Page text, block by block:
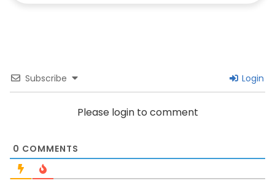
Subscribe Login
Please login to comment
0 COMMENTS